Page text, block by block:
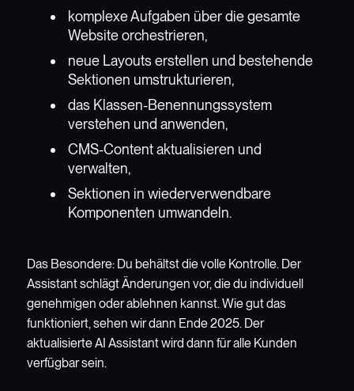
komplexe Aufgaben über die gesamte
Website orchestrieren,
neue Layouts erstellen und bestehende
Sektionen umstrukturieren,
das Klassen-Benennungssystem
verstehen und anwenden,
CMS-Content aktualisieren und
verwalten,
Sektionen in wiederverwendbare
Komponenten umwandeln.
Das Besondere: Du behältst die volle Kontrolle. Der
Assistant schlägt Änderungen vor, die du individuell
genehmigen oder ablehnen kannst. Wie gut das
funktioniert, sehen wir dann Ende 2025. Der
aktualisierte AI Assistant wird dann für alle Kunden
verfügbar sein.